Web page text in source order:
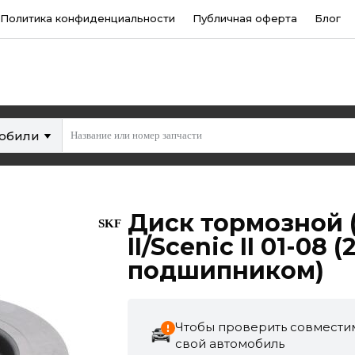
Политика конфиденциальности Публичная оферта Блог
SKF Диск тормозной
II/Scenic II 01-08
подшипником)
Чтобы проверить
свой автомобиль